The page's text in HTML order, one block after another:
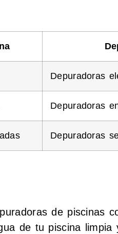
Depuradoras
Depuradoras
Depuradoras
de piscinas
de tu piscina limpia